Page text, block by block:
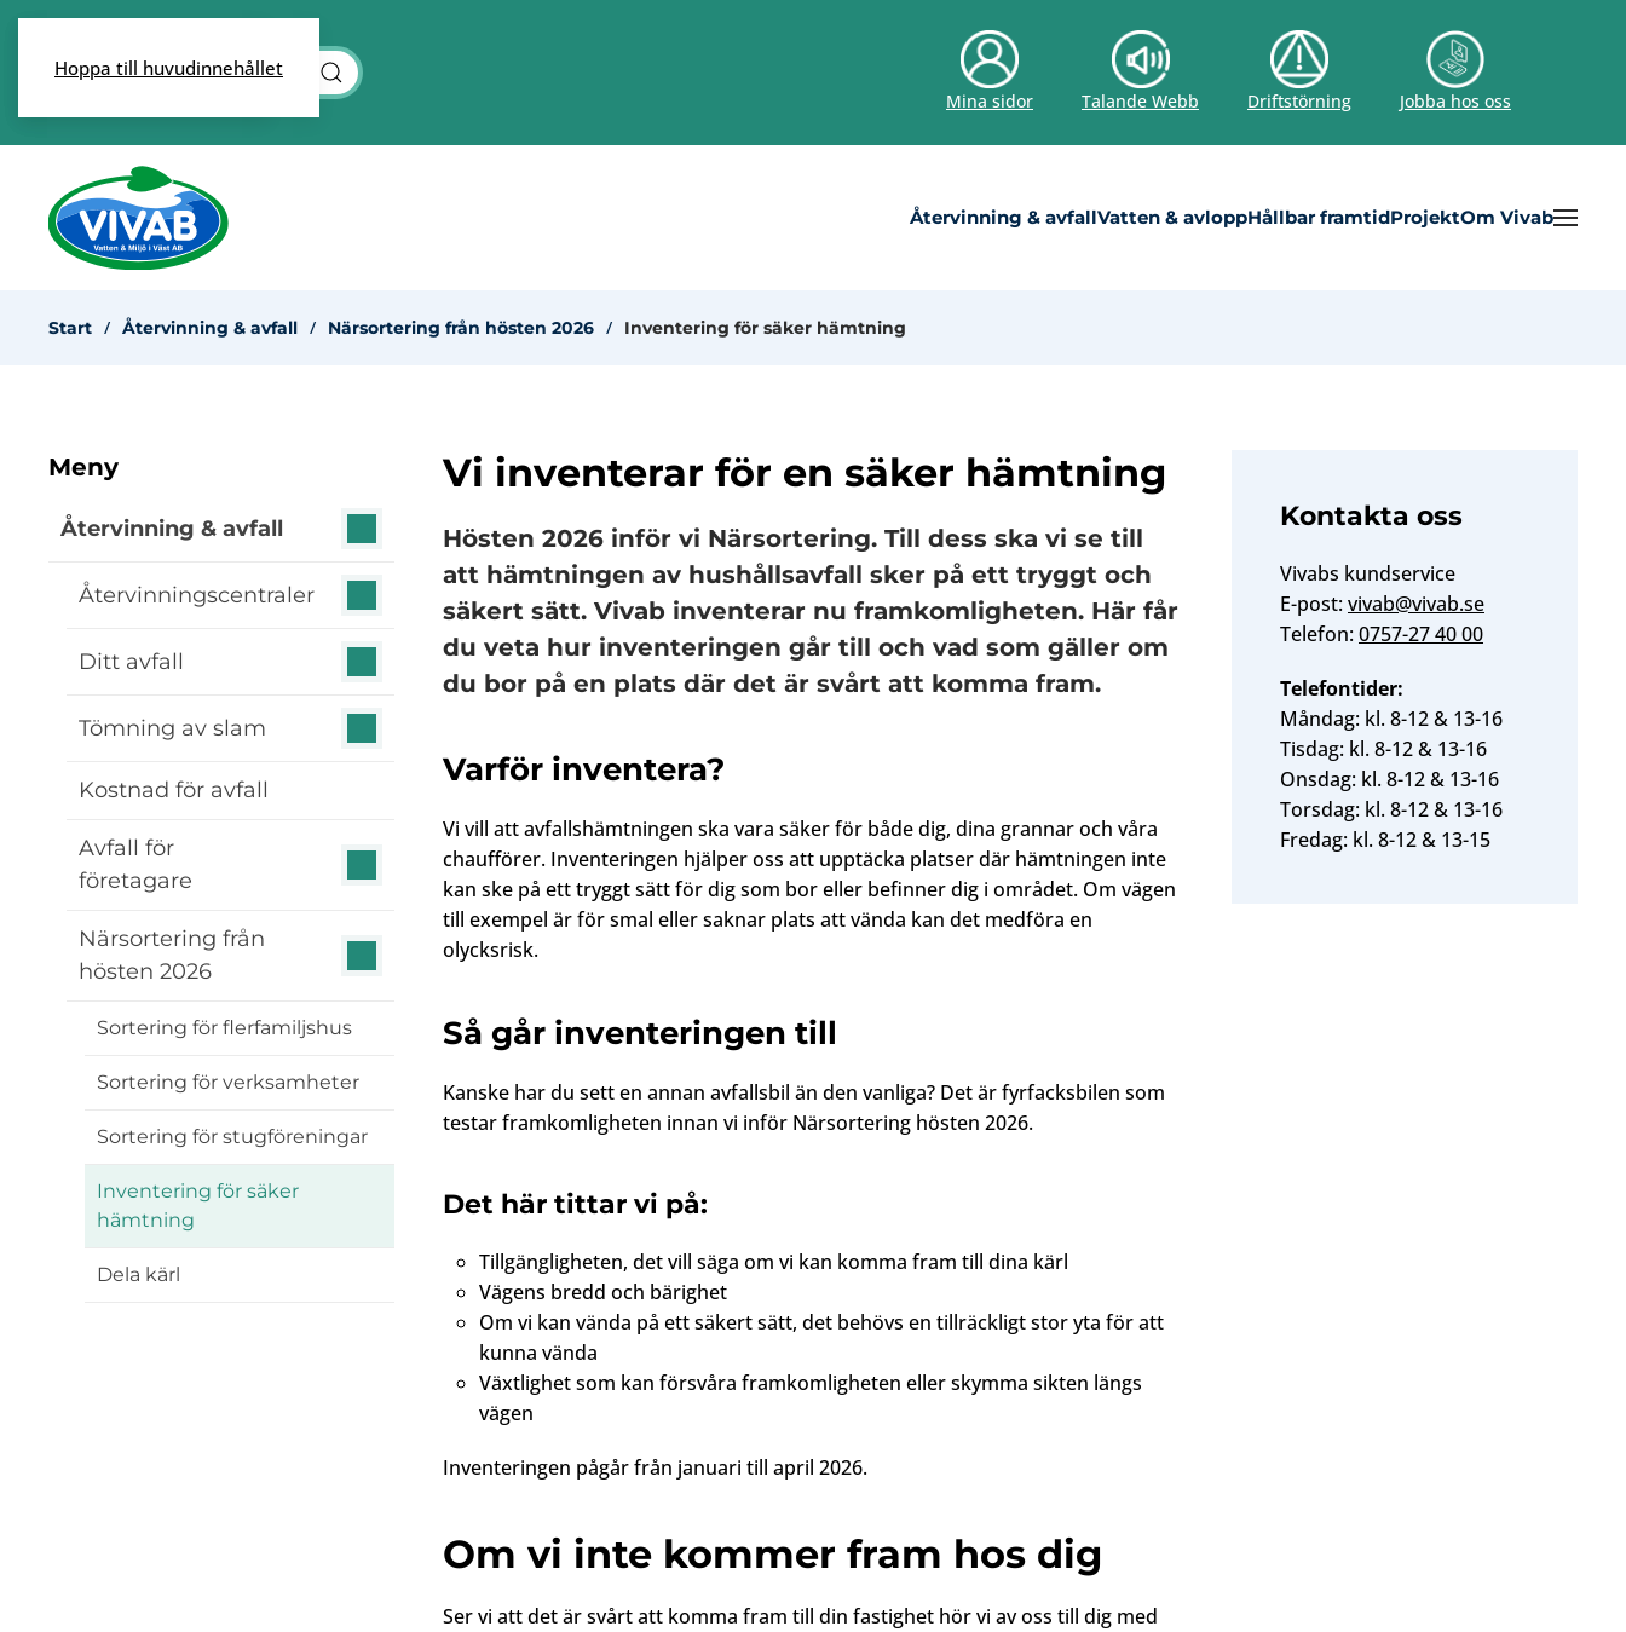
Skip to main content
Hoppa till huvudinnehållet
Mina sidor Talande Webb Driftstörning Jobba hos oss
Återvinning & avfallVatten & avloppHållbar framtidProjektOm Vivab
Start Återvinning & avfall Närsortering från hösten 2026 Inventering för säker hämtning
Meny
Återvinning & avfall
Återvinningscentraler
Ditt avfall
Tömning av slam
Kostnad för avfall
Avfall för
företagare
Närsortering från
hösten 2026
Sortering för flerfamiljshus
Sortering för verksamheter
Sortering för stugföreningar
Inventering för säker
hämtning
Dela kärl
Vi inventerar för en säker hämtning
Hösten 2026 inför vi Närsortering. Till dess ska vi se till
att hämtningen av hushållsavfall sker på ett tryggt och
säkert sätt. Vivab inventerar nu framkomligheten. Här får
du veta hur inventeringen går till och vad som gäller om
du bor på en plats där det är svårt att komma fram.
Varför inventera?
Vi vill att avfallshämtningen ska vara säker för både dig, dina grannar och våra
chaufförer. Inventeringen hjälper oss att upptäcka platser där hämtningen inte
kan ske på ett tryggt sätt för dig som bor eller befinner dig i området. Om vägen
till exempel är för smal eller saknar plats att vända kan det medföra en
olycksrisk.
Så går inventeringen till
Kanske har du sett en annan avfallsbil än den vanliga? Det är fyrfacksbilen som
testar framkomligheten innan vi inför Närsortering hösten 2026.
Det här tittar vi på:
Tillgängligheten, det vill säga om vi kan komma fram till dina kärl
Vägens bredd och bärighet
Om vi kan vända på ett säkert sätt, det behövs en tillräckligt stor yta för att
kunna vända
Växtlighet som kan försvåra framkomligheten eller skymma sikten längs
vägen
Inventeringen pågår från januari till april 2026.
Om vi inte kommer fram hos dig
Ser vi att det är svårt att komma fram till din fastighet hör vi av oss till dig med
Kontakta oss
Vivabs kundservice
E-post:vivab@vivab.se
Telefon:0757-27 40 00
Telefontider:
Måndag: kl. 8-12 & 13-16
Tisdag: kl. 8-12 & 13-16
Onsdag: kl. 8-12 & 13-16
Torsdag: kl. 8-12 & 13-16
Fredag: kl. 8-12 & 13-15